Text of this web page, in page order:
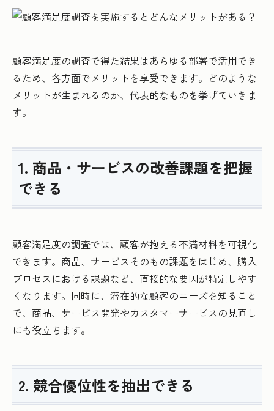
顧客満足度の調査で得た結果はあらゆる部署で活用でき
るため、各方面でメリットを享受できます。どのような
メリットが生まれるのか、代表的なものを挙げていきま
す。
1. 商品・サービスの改善課題を把握
できる
顧客満足度の調査では、顧客が抱える不満材料を可視化
できます。商品、サービスそのもの課題をはじめ、購入
プロセスにおける課題など、直接的な要因が特定しやす
くなります。同時に、潜在的な顧客のニーズを知ること
で、商品、サービス開発やカスタマーサービスの見直し
にも役立ちます。
2. 競合優位性を抽出できる